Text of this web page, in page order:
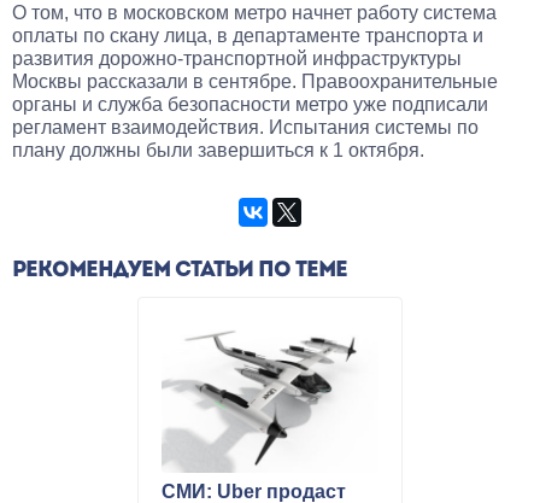
О том, что в московском метро начнет работу система
оплаты по скану лица, в департаменте транспорта и
развития дорожно-транспортной инфраструктуры
Москвы рассказали в сентябре. Правоохранительные
органы и служба безопасности метро уже подписали
регламент взаимодействия. Испытания системы по
плану должны были завершиться к 1 октября.
РЕКОМЕНДУЕМ СТАТЬИ ПО ТЕМЕ
СМИ: Uber продаст